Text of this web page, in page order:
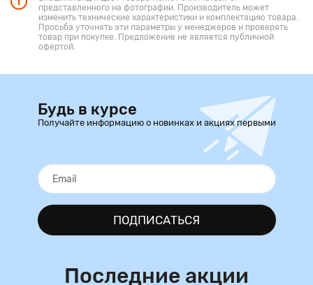
представленного на фотографии. Производитель может
изменить технические характеристики и комплектацию товара.
Просьба уточнять эти параметры у менеджеров и проверять
товар при покупке. Предложение не является публичной
офертой.
Будь в курсе
Получайте информацию о новинках и акциях первыми
ПОДПИСАТЬСЯ
Последние акции